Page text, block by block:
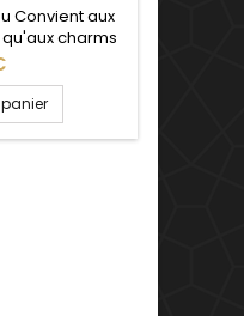
Convient aux
charms
: Noël, Saint
de
disponible : 17,
nous
par rapport à